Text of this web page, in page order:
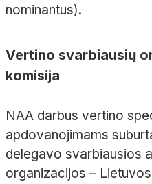
nominantus).
Vertino svarbiausių
komisija
NAA darbus vertino
apdovanojimams
delegavo svarbiausios
organizacijos –